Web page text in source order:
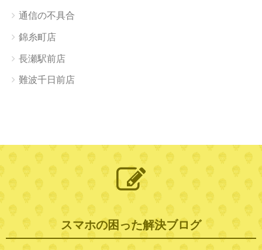
通信の不具合
錦糸町店
長瀬駅前店
難波千日前店
スマホの困った解決ブログ